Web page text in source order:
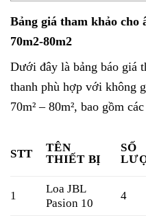
Bảng giá tham khảo cho
70m2-80m2
Dưới đây là bảng báo giá
thanh phù hợp với không
70m² – 80m², bao gồm
STT
TÊN
THIẾT BỊ
SỐ
1
Loa JBL
Pasion 10
4